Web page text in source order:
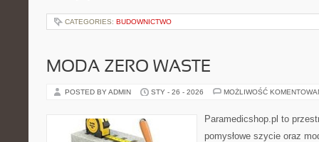
CATEGORIES: BUDOWNICTWO
MODA ZERO WASTE
POSTED BY ADMIN STY - 26 - 2026 MOŻLIWOŚĆ
Paramedicshop.pl to
pomysłowe szycie oraz